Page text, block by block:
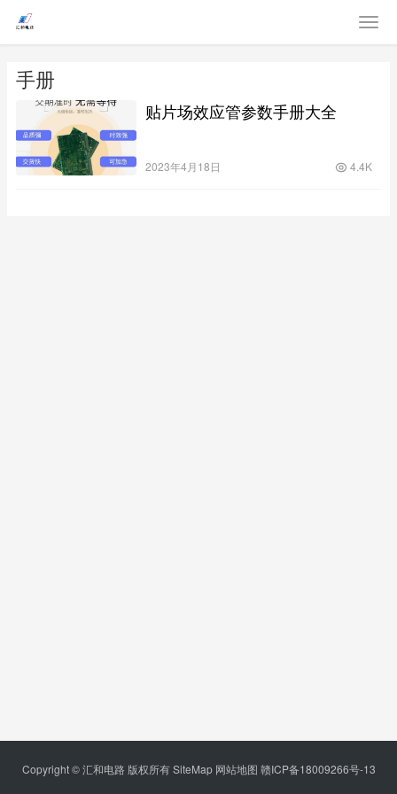
手册
贴片场效应管参数手册大全
2023年4月18日 4.4K
Copyright © 汇和电路 版权所有SiteMap 网站地图 赣ICP备18009266号-13